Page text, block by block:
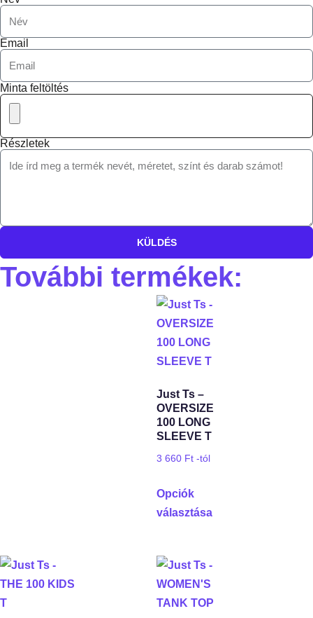
Email
Minta feltöltés
Részletek
KÜLDÉS
További termékek:
Just Ts –
OVERSIZE
100 LONG
SLEEVE T
3 660 Ft -tól
Opciók
választása